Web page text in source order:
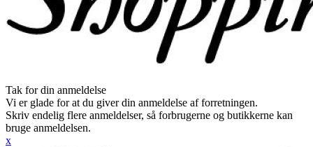
Tak for din anmeldelse
Vi er glade for at du giver din anmeldelse af forretningen.
Skriv endelig flere anmeldelser, så forbrugerne og butikkerne kan
bruge anmeldelsen.
x